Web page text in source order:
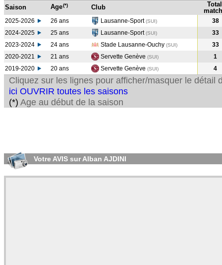
Saison Age(*) Club
Total
2025-2026 26 ans Lausanne-Sport(SUI)
38
2024-2025
25 ans Lausanne-Sport(SUI)
33
2023-2024
24 ans Stade Lausanne-Ouchy (SUI)
33
2020-2021
21 ans Servette Genève (SUI)
1
2019-2020
20 ans Servette Genève (SUI) 4
Cliquez sur les lignes pour afficher/masquer le détail
ici OUVRIR toutes les saisons
(*) Age au début de la saison
Votre AVIS sur Alban AJDINI